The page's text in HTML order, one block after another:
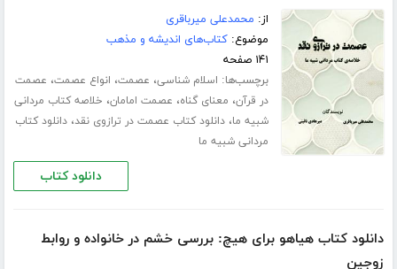
از: محمدعلی میرباقری
موضوع:کتاب‌های اندیشه و مذهب
۱۴۱ صفحه
برچسب‌ها: اسلام شناسی، عصمت، انواع عصمت، عصمت
در قرآن، معنای گناه، عصمت امامان، خلاصه کتاب مردانی
شبیه ما،دانلود کتاب عصمت در ترازوی نقد،دانلود کتاب
مردانی شبیه ما
دانلود کتاب
دانلود کتاب هیاهو برای هیچ: بررسی خشم در خانواده و روابط
زوجین